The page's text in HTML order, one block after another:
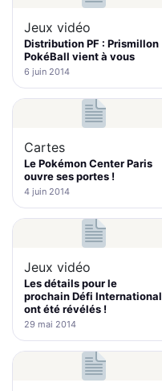
Jeux vidéo
Distribution PF : Prismillon
PokéBall vient à vous
6 juin 2014
Cartes
Le Pokémon Center Paris
ouvre ses portes !
4 juin 2014
Jeux vidéo
Les détails pour le
prochain Défi International
ont été révélés !
29 mai 2014